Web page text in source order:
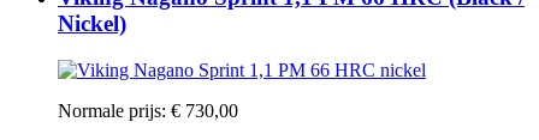
Nickel)
Normale prijs: € 730,00